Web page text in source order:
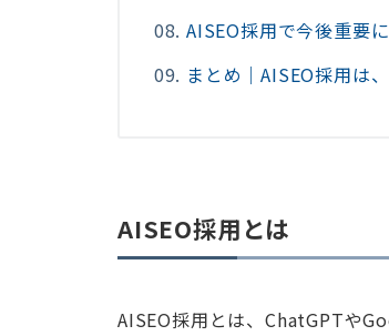
AISEO採用で今後重要
まとめ｜AISEO採用は
AISEO採用とは
AISEO採用とは、ChatGPTや